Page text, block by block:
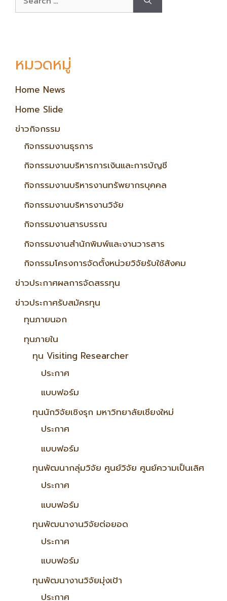
หมวดหมู่
Home News
Home Slide
ข่าวกิจกรรม
กิจกรรมงานธุรการ
กิจกรรมงานบริหารการเงินและการบัญชี
กิจกรรมงานบริหารงานทรัพยากรบุคคล
กิจกรรมงานบริหารงานวิจัย
กิจกรรมงานสารบรรณ
กิจกรรมงานสำนักพิมพ์และงานวารสาร
กิจกรรมโครงการจัดตั้งหน่วยวิจัยรับใช้สังคม
ข่าวประกาศผลการจัดสรรทุน
ข่าวประกาศรับสมัครทุน
ทุนภายนอก
ทุนภายใน
ทุน Visiting Researcher
ประกาศ
แบบฟอร์ม
ทุนนักวิจัยเชิงรุก มหาวิทยาลัยเชียงใหม่
ประกาศ
แบบฟอร์ม
ทุนพัฒนากลุ่มวิจัย ศูนย์วิจัย ศูนย์ความเป็นเลิศ
ประกาศ
แบบฟอร์ม
ทุนพัฒนางานวิจัยต่อยอด
ประกาศ
แบบฟอร์ม
ทุนพัฒนางานวิจัยมุ่งเป้า
ประกาศ